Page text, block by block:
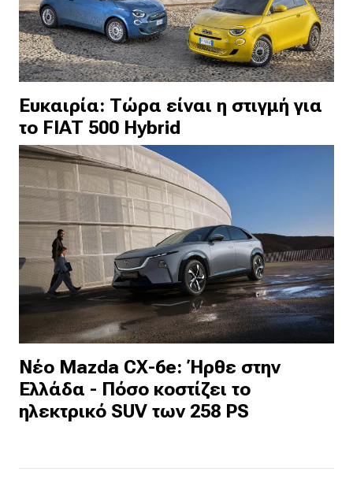
Ευκαιρία: Τώρα είναι η στιγμή για
το FIAT 500 Hybrid
Νέο Mazda CX-6e: Ήρθε στην
Ελλάδα - Πόσο κοστίζει το
ηλεκτρικό SUV των 258 PS